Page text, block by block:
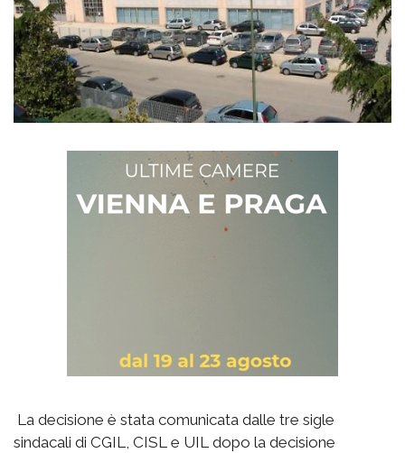
La decisione è stata comunicata dalle tre sigle
sindacali di CGIL, CISL e UIL dopo la decisione